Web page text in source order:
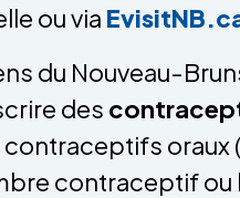
ou via
du Nouveau-
des
contraceptif